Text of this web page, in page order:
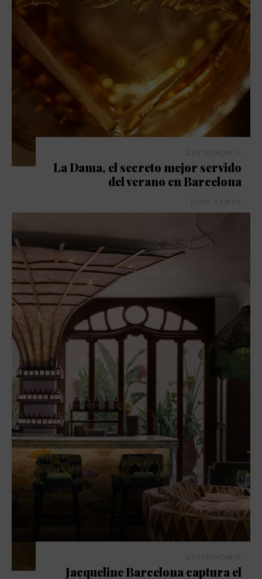
GASTRONOMÍA
La Dama, el secreto mejor servido
del verano en Barcelona
JORDI CAMPO
GASTRONOMÍA
Jacqueline Barcelona captura el